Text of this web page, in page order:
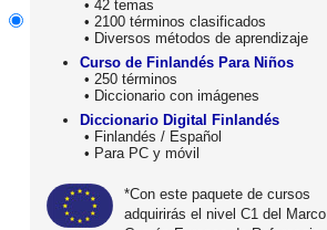
• 42 temas
• 2100 términos clasificados
• Diversos métodos de aprendizaje
Curso de Finlandés Para Niños
• 250 términos
• Diccionario con imágenes
Diccionario Digital Finlandés
• Finlandés / Español
• Para PC y móvil
*Con este paquete de cursos
adquirirás el nivel C1 del Marco